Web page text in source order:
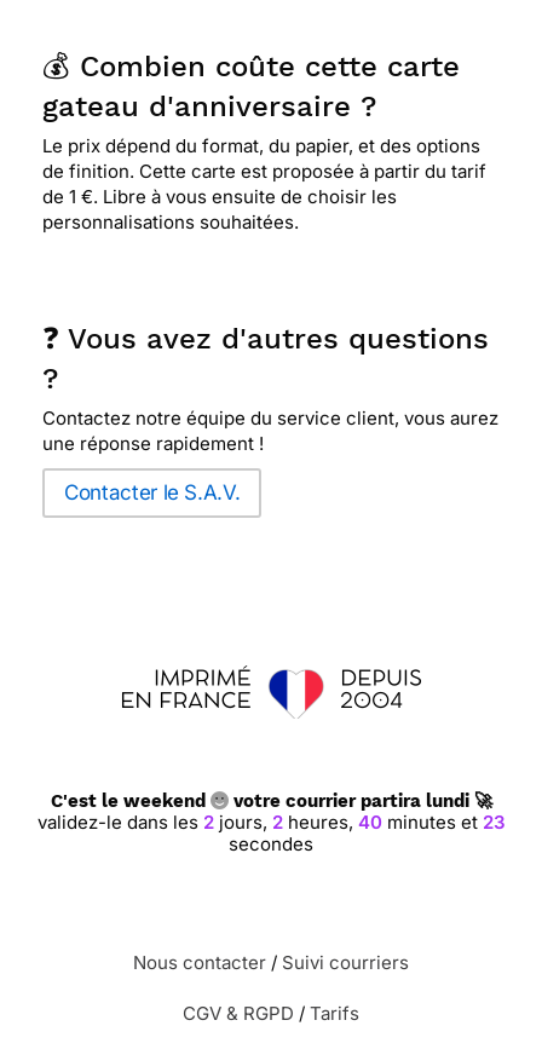
💰 Combien coûte cette carte
gateau d'anniversaire ?
Le prix dépend du format, du papier, et des options
de finition. Cette carte est proposée à partir du tarif
de 1 €. Libre à vous ensuite de choisir les
personnalisations souhaitées.
❓ Vous avez d'autres questions
?
Contactez notre équipe du service client, vous aurez
une réponse rapidement !
Contacter le S.A.V.
C'est le weekend votre courrier partira lundi 🚀
validez-le dans les 2 jours, 2 heures, 40 minutes et 22
secondes
Nous contacter / Suivi courriers
CGV & RGPD / Tarifs